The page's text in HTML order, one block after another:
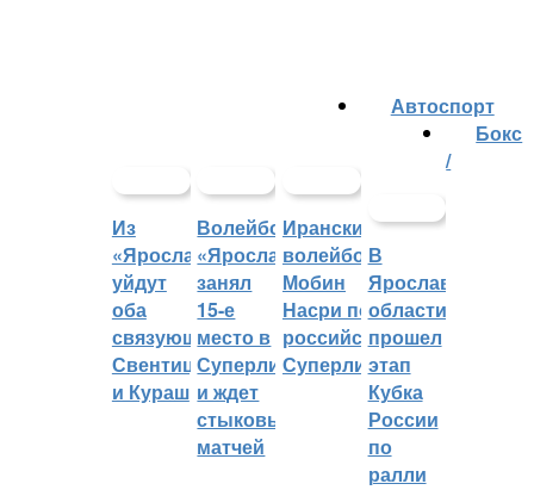
Из
«Ярославича»
уйдут
оба
связующих:
Свентицкис
и Кураш
Волейбольный
«Ярославич»
занял
15-е
место в
Суперлиге
и ждет
стыковых
матчей
Иранский
волейболист
Мобин
Насри покинет
российскую
Суперлигу
Автоспорт
В
Ярославской
области
прошел
этап
Кубка
России
по
ралли
Бокс
/